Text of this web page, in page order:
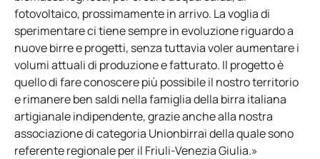
fotovoltaico, prossimamente in arrivo. La voglia di
sperimentare ci tiene sempre in evoluzione riguardo a
nuove birre e progetti, senza tuttavia voler aumentare i
volumi attuali di produzione e fatturato. Il progetto è
quello di fare conoscere più possibile il nostro territorio
e rimanere ben saldi nella famiglia della birra italiana
artigianale indipendente, grazie anche alla nostra
associazione di categoria Unionbirrai della quale sono
referente regionale per il Friuli-Venezia Giulia.»